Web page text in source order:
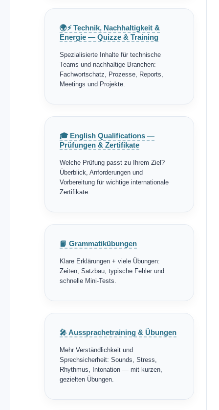
🌍⚡ Technik, Nachhaltigkeit &
Energie — Quizze & Training
Spezialisierte Inhalte für technische
Teams und nachhaltige Branchen:
Fachwortschatz, Prozesse, Reports,
Meetings und Projekte.
🎓 English Qualifications —
Prüfungen & Zertifikate
Welche Prüfung passt zu Ihrem Ziel?
Überblick, Anforderungen und
Vorbereitung für wichtige internationale
Zertifikate.
📘 Grammatikübungen
Klare Erklärungen + viele Übungen:
Zeiten, Satzbau, typische Fehler und
schnelle Mini-Tests.
🎤 Aussprachetraining & Übungen
Mehr Verständlichkeit und
Sprechsicherheit: Sounds, Stress,
Rhythmus, Intonation — mit kurzen,
gezielten Übungen.